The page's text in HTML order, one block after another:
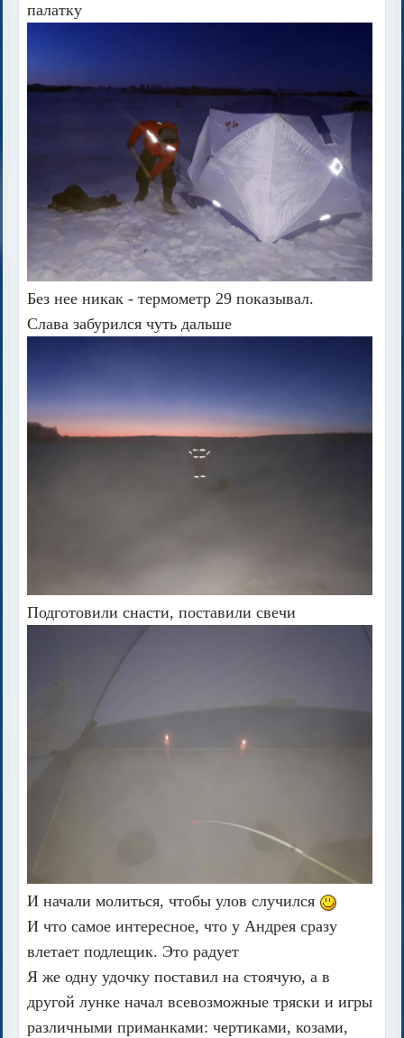
палатку
Без нее никак - термометр 29 показывал.
Слава забурился чуть дальше
Подготовили снасти, поставили свечи
И начали молиться, чтобы улов случился
И что самое интересное, что у Андрея сразу
влетает подлещик. Это радует
Я же одну удочку поставил на стоячую, а в
другой лунке начал всевозможные тряски и игры
различными приманками: чертиками, козами,